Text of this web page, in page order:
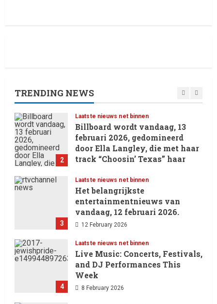
TRENDING NEWS
1
2
Laatste nieuws net binnen
Billboard wordt vandaag, 13
februari 2026, gedomineerd
door Ella Langley, die met haar
track “Choosin’ Texas” haar
Hot 100 heeft behaald.
13 February 2026
3
Laatste nieuws net binnen
Het belangrijkste
entertainmentnieuws van
vandaag, 12 februari 2026.
12 February 2026
4
Laatste nieuws net binnen
Live Music: Concerts, Festivals,
and DJ Performances This
Week
8 February 2026